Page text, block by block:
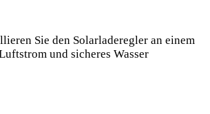
Sie den Solarladeregler an einem
und sicheres Wasser